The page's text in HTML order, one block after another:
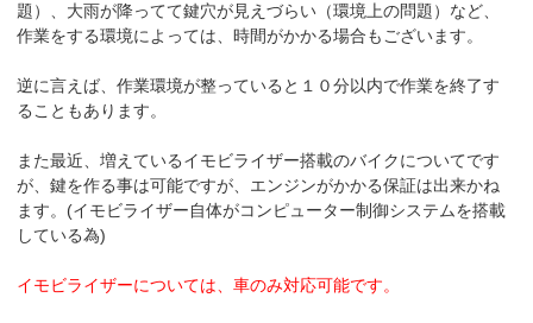
題）、大雨が降ってて鍵穴が見えづらい（環境上の問題）など、
作業をする環境によっては、時間がかかる場合もございます。
逆に言えば、作業環境が整っていると１０分以内で作業を終了す
ることもあります。
また最近、増えているイモビライザー搭載のバイクについてです
が、鍵を作る事は可能ですが、エンジンがかかる保証は出来かね
ます。(イモビライザー自体がコンピューター制御システムを搭載
している為)
イモビライザーについては、車のみ対応可能です。